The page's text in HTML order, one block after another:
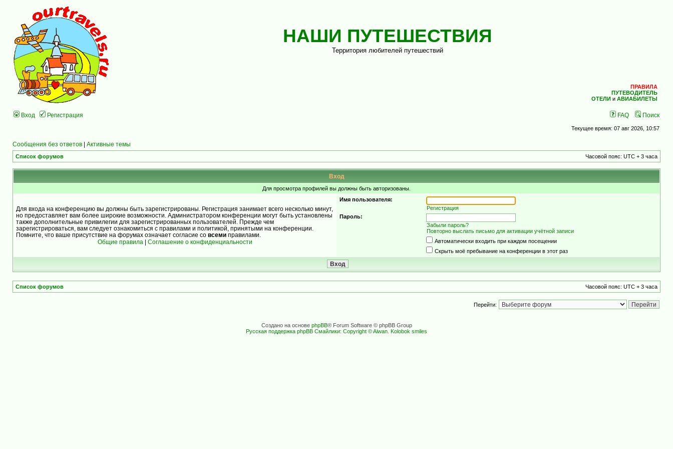
НАШИ ПУТЕШЕСТВИЯ
Территория любителей путешествий
ПРАВИЛА
ПУТЕВОДИТЕЛЬ
ОТЕЛИ и АВИАБИЛЕТЫ
Вход Регистрация FAQ Поиск
Текущее время: 07 авг 2026, 10:57
Сообщения без ответов | Активные темы
Список форумов Часовой пояс: UTC + 3 часа
Вход
Для просмотра профилей вы должны быть авторизованы.
Для входа на конференцию вы должны быть зарегистрированы. Регистрация занимает всего несколько минут,
но предоставляет вам более широкие возможности. Администратором конференции могут быть установлены
также дополнительные привилегии для зарегистрированных пользователей. Прежде чем
зарегистрироваться, вам следует ознакомиться с правилами и политикой, принятыми на конференции.
Помните, что ваше присутствие на форумах означает согласие со всеми правилами.
Общие правила | Соглашение о конфиденциальности
Имя пользователя:
Регистрация
Пароль:
Забыли пароль?
Повторно выслать письмо для активации учётной записи
Автоматически входить при каждом посещении
Скрыть моё пребывание на конференции в этот раз
Список форумов Часовой пояс: UTC + 3 часа
Перейти:
Создано на основе phpBB® Forum Software © phpBB Group
Русская поддержка phpBB Смайлики: Copyright © Aiwan. Kolobok smiles